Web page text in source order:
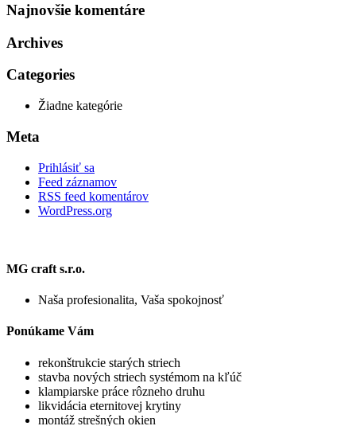
Najnovšie komentáre
Archives
Categories
Žiadne kategórie
Meta
Prihlásiť sa
Feed záznamov
RSS feed komentárov
WordPress.org
MG craft s.r.o.
Naša profesionalita, Vaša spokojnosť
Ponúkame Vám
rekonštrukcie starých striech
stavba nových striech systémom na kľúč
klampiarske práce rôzneho druhu
likvidácia eternitovej krytiny
montáž strešných okien